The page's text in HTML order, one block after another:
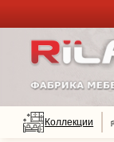
Коллекции